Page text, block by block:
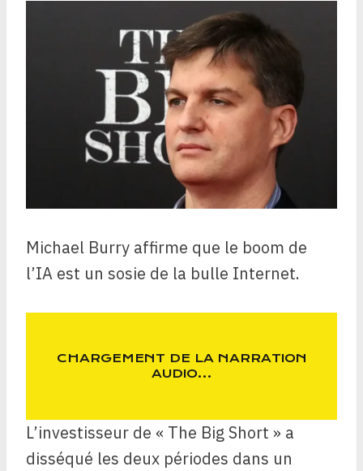
Michael Burry affirme que le boom de
l’IA est un sosie de la bulle Internet.
CHARGEMENT DE LA NARRATION
AUDIO…
L’investisseur de « The Big Short » a
disséqué les deux périodes dans un